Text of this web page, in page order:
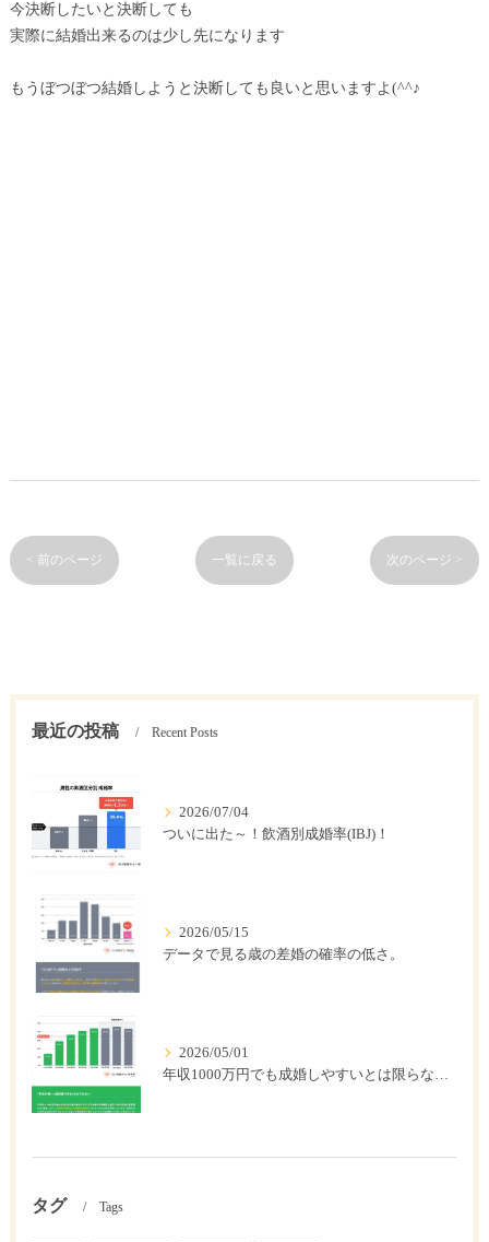
今決断したいと決断しても
実際に結婚出来るのは少し先になります
もうぼつぼつ結婚しようと決断しても良いと思いますよ(^^♪
< 前のページ 一覧に戻る 次のページ >
最近の投稿 Recent Posts
2026/07/04
ついに出た～！飲酒別成婚率(IBJ)！
2026/05/15
データで見る歳の差婚の確率の低さ。
2026/05/01
年収1000万円でも成婚しやすいとは限らない? 「年収帯別の成婚率」のリアル
タグ Tags